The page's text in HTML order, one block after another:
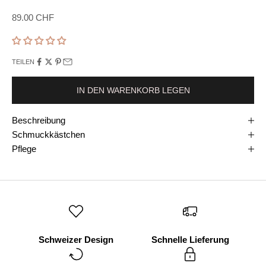
Preis
89.00 CHF
TEILEN
IN DEN WARENKORB LEGEN
Beschreibung
Schmuckkästchen
Pflege
Schweizer Design Schnelle Lieferung